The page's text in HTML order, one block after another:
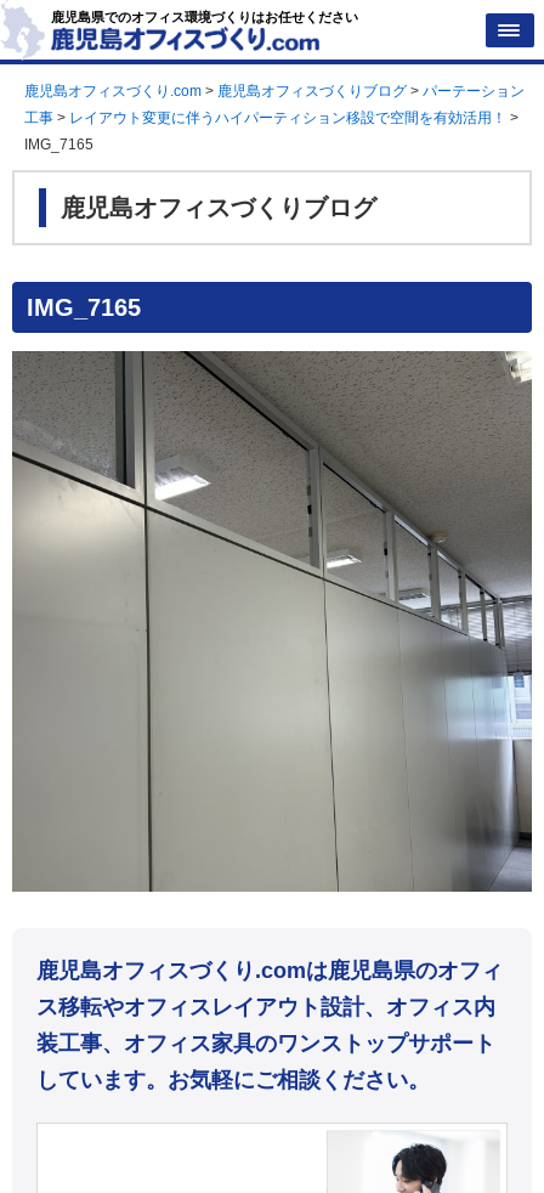
鹿児島県でのオフィス環境づくりはお任せください
鹿児島オフィスづくり.com > 鹿児島オフィスづくりブログ > パーテーション
工事 > レイアウト変更に伴うハイパーティション移設で空間を有効活用！ >
IMG_7165
鹿児島オフィスづくりブログ
IMG_7165
鹿児島オフィスづくり.comは鹿児島県のオフィ
ス移転やオフィスレイアウト設計、オフィス内
装工事、オフィス家具のワンストップサポート
しています。お気軽にご相談ください。